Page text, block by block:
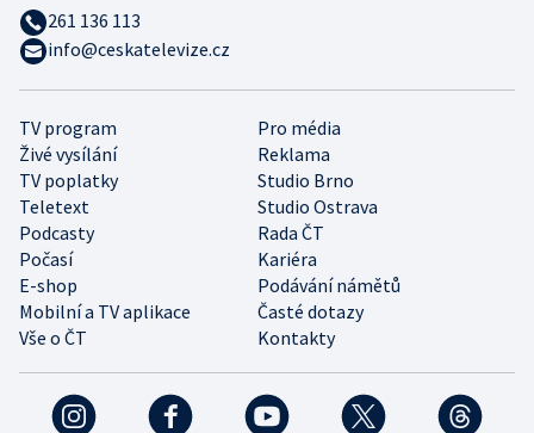
TV program
Pro média
Živé vysílání
Reklama
TV poplatky
Studio Brno
Teletext
Studio Ostrava
Podcasty
Rada ČT
Počasí
Kariéra
E-shop
Podávání námětů
Mobilní a TV aplikace
Časté dotazy
Vše o ČT
Kontakty
261 136 113
info@ceskatelevize.cz